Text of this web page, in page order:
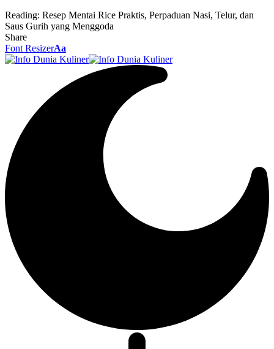
Reading: Resep Mentai Rice Praktis, Perpaduan Nasi, Telur, dan
Saus Gurih yang Menggoda
Share
Font ResizerAa